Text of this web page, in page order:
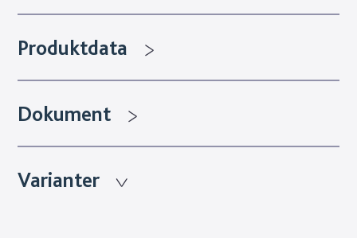
Produktdata
Dokument
Varianter